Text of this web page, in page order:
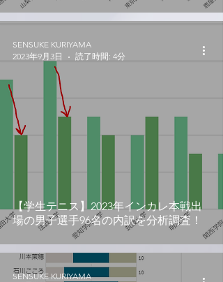
【学生テニス】2023年インカレ本戦出
場の男子選手96名の内訳を分析調査！
SENSUKE KURIYAMA
2023年9月3日
読了時間: 4分
SENSUKE KURIYAMA